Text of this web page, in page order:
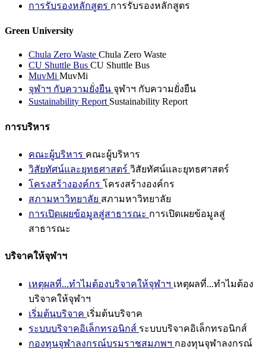
การรับรองหลักสูตร การรับรองหลักสูตร
Green University
Chula Zero Waste Chula Zero Waste
CU Shuttle Bus CU Shuttle Bus
MuvMi MuvMi
จุฬาฯ กับความยั่งยืน จุฬาฯ กับความยั่งยืน
Sustainability Report Sustainability Report
การบริหาร
คณะผู้บริหาร คณะผู้บริหาร
วิสัยทัศน์และยุทธศาสตร์ วิสัยทัศน์และยุทธศาสตร์
โครงสร้างองค์กร โครงสร้างองค์กร
สภามหาวิทยาลัย สภามหาวิทยาลัย
การเปิดเผยข้อมูลสู่สาธารณะ การเปิดเผยข้อมูลสู่
สาธารณะ
บริจาคให้จุฬาฯ
เหตุผลที่...ทำไมต้องบริจาคให้จุฬาฯ เหตุผลที่...ทำไมต้อง
บริจาคให้จุฬาฯ
เริ่มต้นบริจาค เริ่มต้นบริจาค
ระบบบริจาคอิเล็กทรอนิกส์ ระบบบริจาคอิเล็กทรอนิกส์
กองทุนจุฬาลงกรณ์บรมราชสมภพฯ กองทุนจุฬาลงกรณ์